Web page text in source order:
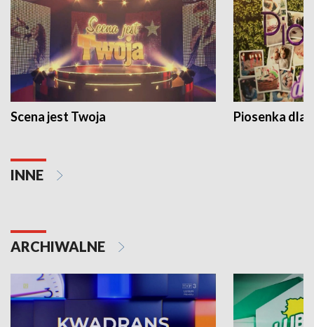
Scena jest Twoja Piosenka dla
INNE
ARCHIWALNE